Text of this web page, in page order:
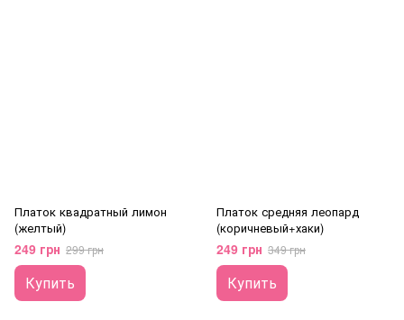
Платок квадратный лимон
(желтый)
249 грн 299 грн
Купить
Платок средняя леопард
(коричневый+хаки)
249 грн 349 грн
Купить